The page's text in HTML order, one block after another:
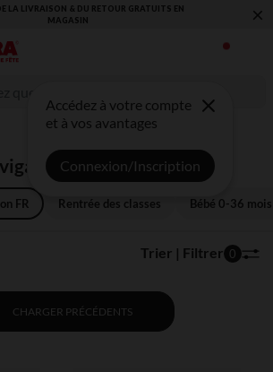
ADORER LA RENTRÉE ! DÉCOUVREZ LA NOUVELLE
COLLECTION !
×
Accédez à votre compte
et à vos avantages
Connexion/Inscription
FR
FR Rentrée des classes Bébé 0-36 mois
Trier | Filtrer 0
CHARGER PRÉCÉDENTS